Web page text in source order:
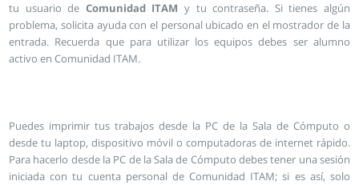
tu usuario de Comunidad ITAM y tu contraseña. Si tienes algún
problema, solicita ayuda con el personal ubicado en el mostrador de la
entrada. Recuerda que para utilizar los equipos debes ser alumno
activo en Comunidad ITAM.
Puedes imprimir tus trabajos desde la PC de la Sala de Cómputo o
desde tu laptop, dispositivo móvil o computadoras de internet rápido.
Para hacerlo desde la PC de la Sala de Cómputo debes tener una sesión
iniciada con tu cuenta personal de Comunidad ITAM; si es así, solo